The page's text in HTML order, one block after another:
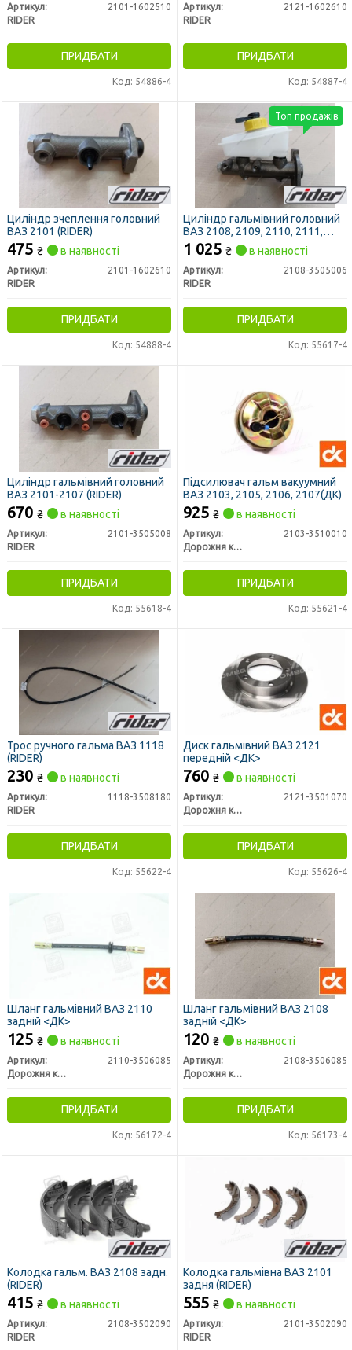
Артикул:
2101-1602510
RIDER
ПРИДБАТИ
Код: 54886-4
Артикул:
2121-1602610
RIDER
ПРИДБАТИ
Код: 54887-4
Циліндр зчеплення головний
ВАЗ 2101 (RIDER)
475 ₴ в наявності
Артикул:
2101-1602610
RIDER
ПРИДБАТИ
Код: 54888-4
Циліндр гальмівний головний
ВАЗ 2108, 2109, 2110, 2111,
2115 с бачком (RIDER)
1 025 ₴ в наявності
Артикул:
2108-3505006
RIDER
ПРИДБАТИ
Код: 55617-4
Топ продажів
Циліндр гальмівний головний
ВАЗ 2101-2107 (RIDER)
670 ₴ в наявності
Артикул:
2101-3505008
RIDER
ПРИДБАТИ
Код: 55618-4
Підсилювач гальм вакуумний
ВАЗ 2103, 2105, 2106, 2107(ДК)
925 ₴ в наявності
Артикул:
2103-3510010
Дорожня карта
ПРИДБАТИ
Код: 55621-4
Трос ручного гальма ВАЗ 1118
(RIDER)
230 ₴ в наявності
Артикул:
1118-3508180
RIDER
ПРИДБАТИ
Код: 55622-4
Диск гальмівний ВАЗ 2121
передній <ДК>
760 ₴ в наявності
Артикул:
2121-3501070
Дорожня карта
ПРИДБАТИ
Код: 55626-4
Шланг гальмівний ВАЗ 2110
задній <ДК>
125 ₴ в наявності
Артикул:
2110-3506085
Дорожня карта
ПРИДБАТИ
Код: 56172-4
Шланг гальмівний ВАЗ 2108
задній <ДК>
120 ₴ в наявності
Артикул:
2108-3506085
Дорожня карта
ПРИДБАТИ
Код: 56173-4
Колодка гальм. ВАЗ 2108 задн.
(RIDER)
415 ₴ в наявності
Артикул:
2108-3502090
RIDER
Колодка гальмівна ВАЗ 2101
задня (RIDER)
555 ₴ в наявності
Артикул:
2101-3502090
RIDER